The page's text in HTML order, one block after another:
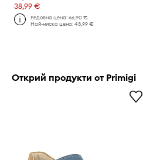
38,99 €
Редовна цена:66,90 €
Най-ниска цена:43,99 €
Открий продукти от Primigi